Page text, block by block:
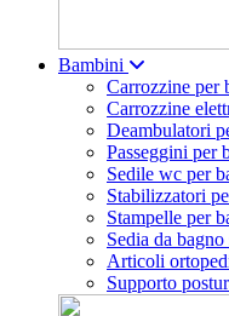
Bambini
Carrozzine per
Carrozzine
Deambulatori
Passeggini per
Sedile wc per
Stabilizzatori
Stampelle per
Sedia da
Articoli
Supporto